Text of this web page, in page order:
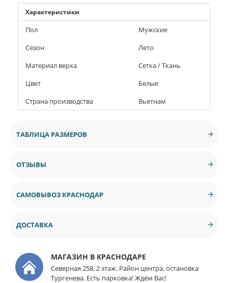
Характеристики
Пол
Мужские
Сезон
Лето
Материал верха
Сетка / Ткань
Цвет
Белые
Страна производства
Вьетнам
ТАБЛИЦА РАЗМЕРОВ
ОТЗЫВЫ
САМОВЫВОЗ КРАСНОДАР
ДОСТАВКА
МАГАЗИН В КРАСНОДАРЕ
Северная 258, 2 этаж. Район центра, остановка
Тургенева. Есть парковка! Ждём Вас!